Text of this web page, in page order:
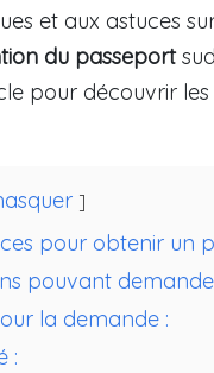
et aux astuces
du passeport
pour découvrir les
pour obtenir un
pouvant
la demande :
: